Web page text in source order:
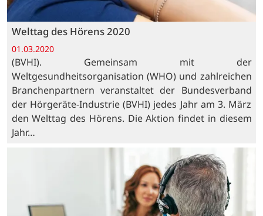
Welttag des Hörens 2020
01.03.2020
(BVHI). Gemeinsam mit der
Weltgesundheitsorganisation (WHO) und zahlreichen
Branchenpartnern veranstaltet der Bundesverband
der Hörgeräte-Industrie (BVHI) jedes Jahr am 3. März
den Welttag des Hörens. Die Aktion findet in diesem
Jahr…